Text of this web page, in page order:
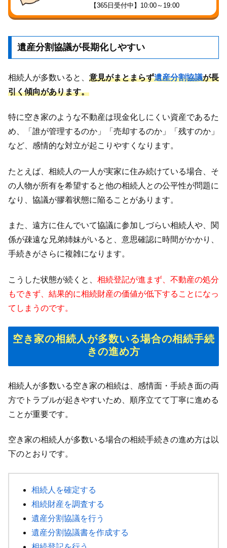
【365日受付中】10:00～19:00
遺産分割協議が長期化しやすい
相続人が多数いると、 意見がまとまらず遺産分割協議が長
引く傾向があります。
特に空き家のような不動産は現金化しにくい資産であるた
め、「誰が管理するのか」「売却するのか」「残すのか」
など、感情的な対立が起こりやすくなります。
たとえば、相続人の一人が実家に住み続けている場合、そ
の人物が所有を希望すると他の相続人との公平性が問題に
なり、協議が膠着状態に陥ることがあります。
また、遠方に住んでいて協議に参加しづらい相続人や、関
係が疎遠な兄弟姉妹がいると、意思確認に時間がかかり、
手続きがさらに複雑になります。
こうした状態が続くと、 相続登記が進まず、不動産の処分
もできず、結果的に相続財産の価値が低下することになっ
てしまうのです。
空き家の相続人が多数いる場合の相続手続
きの進め方
相続人が多数いる空き家の相続は、感情面・手続き面の両
方でトラブルが起きやすいため、順序立てて丁寧に進める
ことが重要です。
空き家の相続人が多数いる場合の相続手続きの進め方は以
下のとおりです。
相続人を確定する
相続財産を調査する
遺産分割協議を行う
遺産分割協議書を作成する